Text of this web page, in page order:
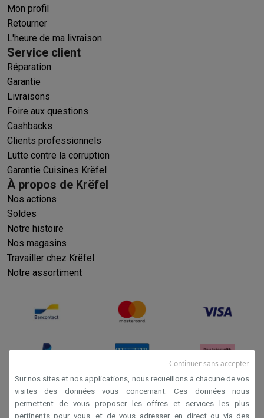
Mon profil
Retourner
L'heure de ma livraison
Service client
Réparation
Garantie
Livraisons
Foire aux questions
Cashbacks
Clients professionnels
Lutte contre la corruption
Garantie Cuisines Krëfel
À propos de Krëfel
Nos actions
Soldes
Notre histoire
Nos magasins
Travailler chez Krëfel
Notre assortiment
Conditions générales de vente
Sur nos sites et nos applications, nous recueillons à chacune de vos
visites des données vous concernant. Ces données nous
permettent de vous proposer les offres et services les plus
pertinents pour vous, et de vous adresser, en direct ou via des
Continuer sans accepter